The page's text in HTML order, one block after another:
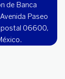
de Banca
Paseo
postal 06600,